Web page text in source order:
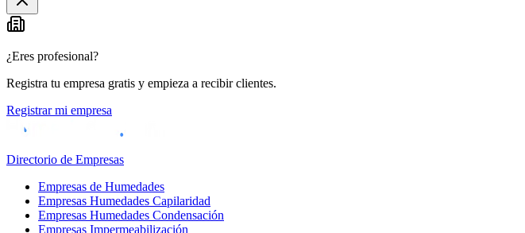
−
¿Eres profesional?
Registra tu empresa gratis y empieza a recibir clientes.
Registrar mi empresa
Directorio de Empresas
Empresas de Humedades
Empresas Humedades Capilaridad
Empresas Humedades Condensación
Empresas Impermeabilización